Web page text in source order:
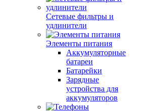
Сетевые фильтры и
удлинители
Элементы питания
Аккумуляторные
батареи
Батарейки
Зарядные
устройства для
аккумуляторов